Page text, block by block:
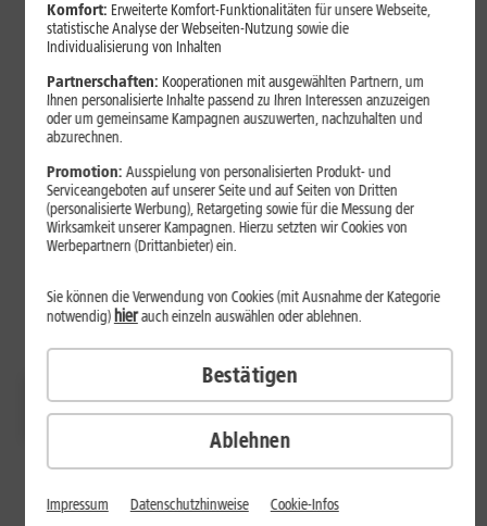
Fitbit Air
Galaxy S26
Galaxy
S26 Ultra
Galaxy Z Fold8
Komfort: Erweiterte Komfort-Funktionalitäten für unsere Webseite,
statistische Analyse der Webseiten-Nutzung sowie die
Individualisierung von Inhalten
Partnerschaften: Kooperationen mit ausgewählten Partnern, um
Ihnen personalisierte Inhalte passend zu Ihren Interessen anzuzeigen
oder um gemeinsame Kampagnen auszuwerten, nachzuhalten und
abzurechnen.
Promotion:Ausspielung von personalisierten Produkt- und
Serviceangeboten auf unserer Seite und auf Seiten von Dritten
(personalisierte Werbung), Retargeting sowie für die Messung der
Wirksamkeit unserer Kampagnen. Hierzu setzten wir Cookies von
Werbepartnern (Drittanbieter) ein.
Ablehnen
Sie können die Verwendung von Cookies (mit Ausnahme der Kategorie
notwendig) hierauch einzeln auswählen oder ablehnen.
Bestätigen
Impressum Datenschutzhinweise Cookie-Infos